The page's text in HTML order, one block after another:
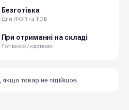
Безготівка
Для ФОП та ТОВ
При отриманні на складі
Готівкою / карткою
товар не підійшов